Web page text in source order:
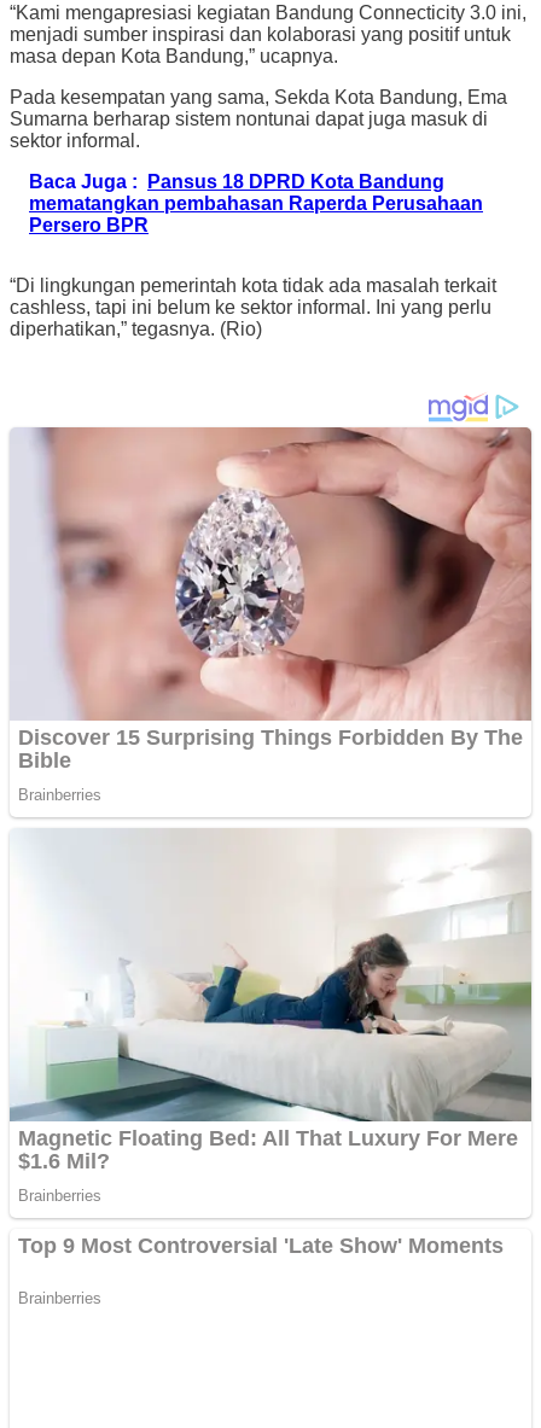
“Kami mengapresiasi kegiatan Bandung Connecticity 3.0 ini,
menjadi sumber inspirasi dan kolaborasi yang positif untuk
masa depan Kota Bandung,” ucapnya.
Pada kesempatan yang sama, Sekda Kota Bandung, Ema
Sumarna berharap sistem nontunai dapat juga masuk di
sektor informal.
Baca Juga :
Pansus 18 DPRD Kota Bandung
mematangkan pembahasan Raperda Perusahaan
Persero BPR
“Di lingkungan pemerintah kota tidak ada masalah terkait
cashless, tapi ini belum ke sektor informal. Ini yang perlu
diperhatikan,” tegasnya. (Rio)